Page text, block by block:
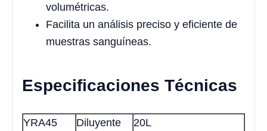
volumétricas.
Facilita un análisis preciso y eficiente de
muestras sanguíneas.
Especificaciones Técnicas
YRA45 Diluyente
20L